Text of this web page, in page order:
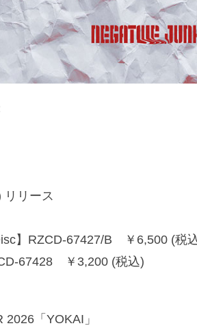
リリース
】RZCD-67427/B ￥6,500 (税
67428 ￥3,200 (税込)
「YOKAI」